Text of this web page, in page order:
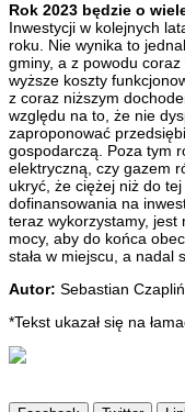
Rok 2023 będzie o
Inwestycji w kolejnych
roku. Nie wynika to
gminy, a z powodu
wyższe koszty
z coraz niższym
względu na to, że nie
zaproponować
gospodarczą. Poza tym
elektryczną, czy gazem
ukryć, że ciężej niż do
dofinansowania na
teraz wykorzystamy, jest
mocy, aby do końca
stała w miejscu, a nadal
Autor: Sebastian
*Tekst ukazał się na